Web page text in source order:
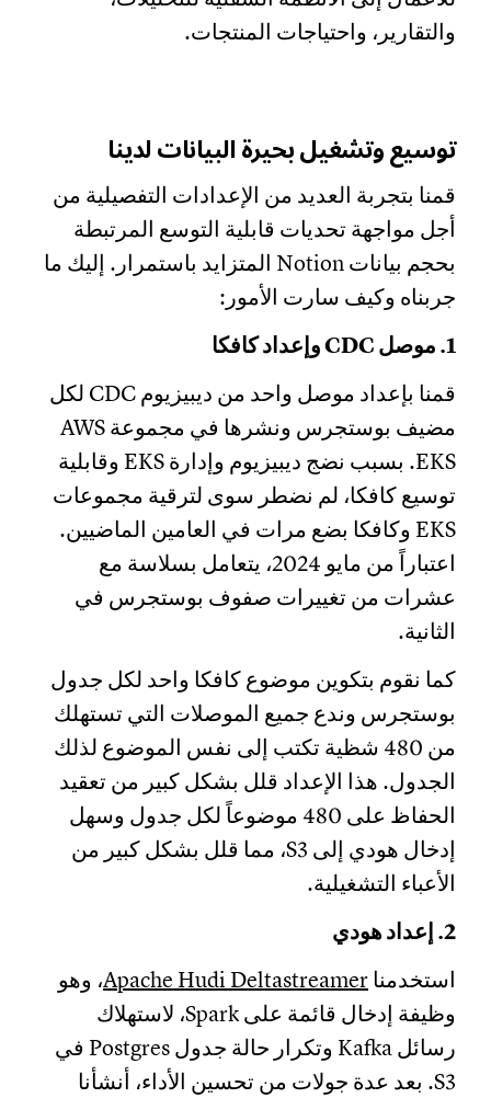
والتقارير، واحتياجات المنتجات.
توسيع وتشغيل بحيرة البيانات لدينا
قمنا بتجربة العديد من الإعدادات التفصيلية من
أجل مواجهة تحديات قابلية التوسع المرتبطة
بحجم بيانات Notion المتزايد باستمرار. إليك ما
جربناه وكيف سارت الأمور:
قمنا بإعداد موصل واحد من ديبيزيوم CDC لكل
مضيف بوستجرس ونشرها في مجموعة AWS
EKS. بسبب نضج ديبيزيوم وإدارة EKS وقابلية
توسيع كافكا، لم نضطر سوى لترقية مجموعات
EKS وكافكا بضع مرات في العامين الماضيين.
اعتباراً من مايو 2024، يتعامل بسلاسة مع
عشرات من تغييرات صفوف بوستجرس في
الثانية.
كما نقوم بتكوين موضوع كافكا واحد لكل جدول
بوستجرس وندع جميع الموصلات التي تستهلك
من 480 شظية تكتب إلى نفس الموضوع لذلك
الجدول. هذا الإعداد قلل بشكل كبير من تعقيد
الحفاظ على 480 موضوعاً لكل جدول وسهل
إدخال هودي إلى S3، مما قلل بشكل كبير من
الأعباء التشغيلية.
استخدمناApache Hudi Deltastreamer، وهو
وظيفة إدخال قائمة على Spark، لاستهلاك
رسائل Kafka وتكرار حالة جدول Postgres في
S3. بعد عدة جولات من تحسين الأداء، أنشأنا